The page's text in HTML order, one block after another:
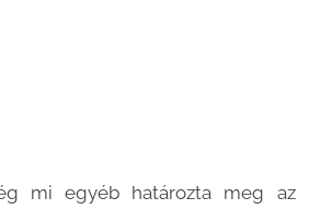
mi egyéb határozta meg az